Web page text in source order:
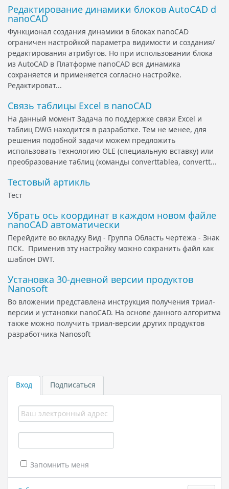
Вход Подписаться
Запомнить меня
Редактирование динамики блоков AutoCAD d
nanoCAD
Функционал создания динамики в блоках nanoCAD
ограничен настройкой параметра видимости и создания/
редактирования атрибутов. Но при использовании блока
из AutoCAD в Платформе nanoCAD вся динамика
сохраняется и применяется согласно настройке.
Редактироват...
Связь таблицы Excel в nanoCAD
На данный момент Задача по поддержке связи Excel и
таблиц DWG находится в разработке. Тем не менее, для
решения подобной задачи можем предложить
использовать технологию OLE (специальную вставку) или
преобразование таблиц (команды converttablea, convertt...
Тестовый артикль
Тест
Убрать ось координат в каждом новом файле
nanoCAD автоматически
Перейдите во вкладку Вид - Группа Область чертежа - Знак
ПСК. Применив эту настройку можно сохранить файл как
шаблон DWT.
Установка 30-дневной версии продуктов
Nanosoft
Во вложении представлена инструкция получения триал-
версии и установки nanoCAD. На основе данного алгоритма
также можно получить триал-версии других продуктов
разработчика Nanosoft